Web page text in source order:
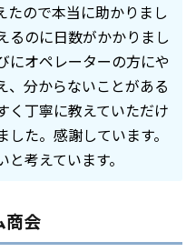
たので本当に助かりまし
るのに日数がかかりまし
にオペレーターの方にや
、分からないことがある
く丁寧に教えていただけ
た。感謝しています。
考えています。
会